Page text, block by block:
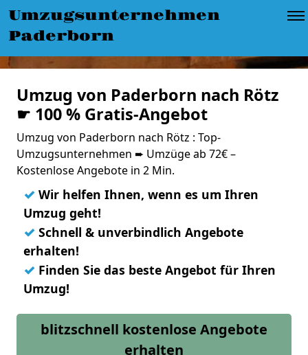
Umzugsunternehmen
Paderborn
Umzug von Paderborn nach Rötz
☛ 100 % Gratis-Angebot
Umzug von Paderborn nach Rötz : Top-
Umzugsunternehmen ➨ Umzüge ab 72€ –
Kostenlose Angebote in 2 Min.
✓ Wir helfen Ihnen, wenn es um Ihren
Umzug geht!
✓ Schnell & unverbindlich Angebote
erhalten!
✓ Finden Sie das beste Angebot für Ihren
Umzug!
blitzschnell kostenlose Angebote
erhalten